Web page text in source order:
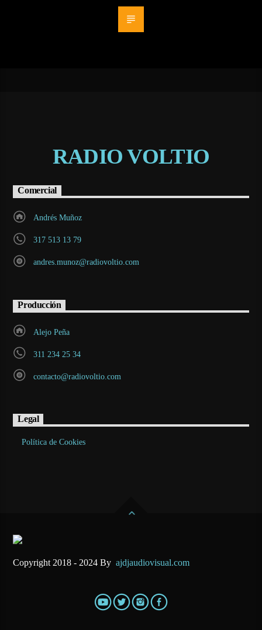
RADIO VOLTIO
Comercial
Andrés Muñoz
317 513 13 79
andres.munoz@radiovoltio.com
Producción
Alejo Peña
311 234 25 34
contacto@radiovoltio.com
Legal
Política de Cookies
Copyright 2018 - 2024 Byajdjaudiovisual.com